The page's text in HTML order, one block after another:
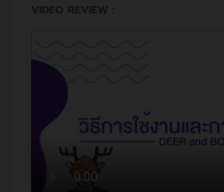
VIDEO REVIEW :